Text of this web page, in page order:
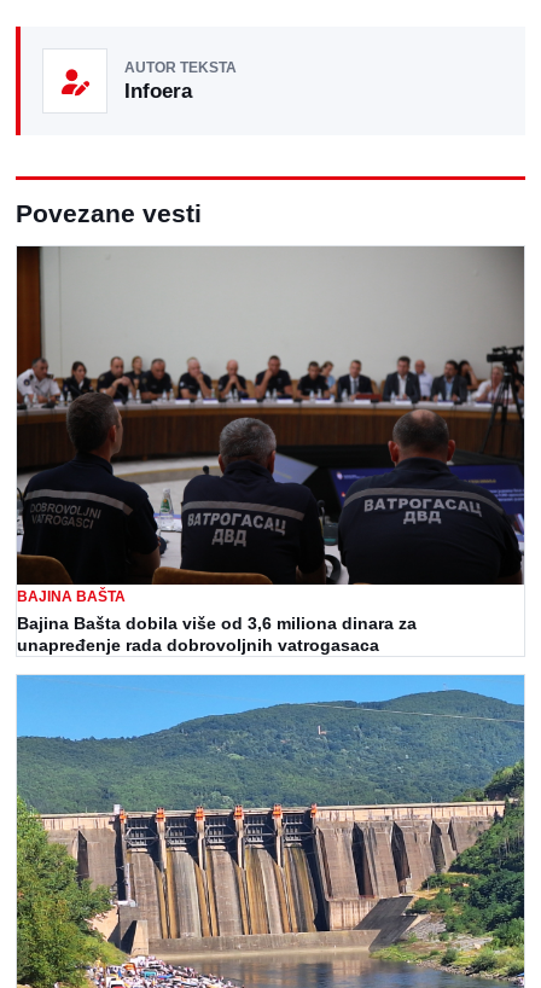
AUTOR TEKSTA
Infoera
Povezane vesti
BAJINA BAŠTA
Bajina Bašta dobila više od 3,6 miliona dinara za
unapređenje rada dobrovoljnih vatrogasaca